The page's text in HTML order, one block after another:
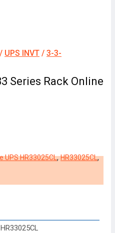
/ UPS INVT / 3-3-
Series Rack Online
UPS HR33025CL,HR33025CL,
HR33025CL